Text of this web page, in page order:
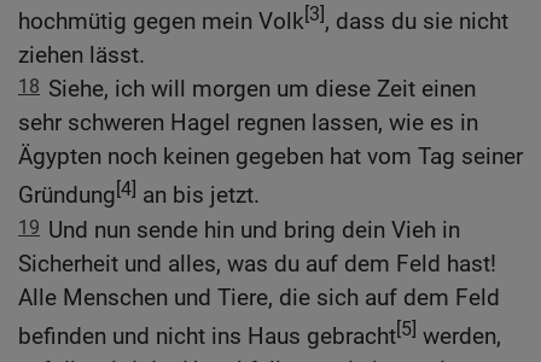
hochmütig gegen mein Volk[3], dass du sie nicht
ziehen lässt.
18 Siehe, ich will morgen um diese Zeit einen
sehr schweren Hagel regnen lassen, wie es in
Ägypten noch keinen gegeben hat vom Tag seiner
Gründung[4] an bis jetzt.
19 Und nun sende hin und bring dein Vieh in
Sicherheit und alles, was du auf dem Feld hast!
Alle Menschen und Tiere, die sich auf dem Feld
befinden und nicht ins Haus gebracht[5] werden,